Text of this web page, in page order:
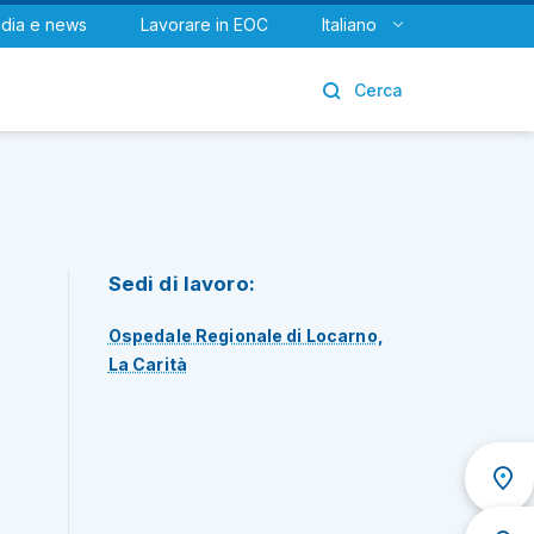
e news Lavorare in EOC Italiano
Cerca
Urologia
Sedi di lavoro:
Ospedale Regionale di Locarno,
La Carità